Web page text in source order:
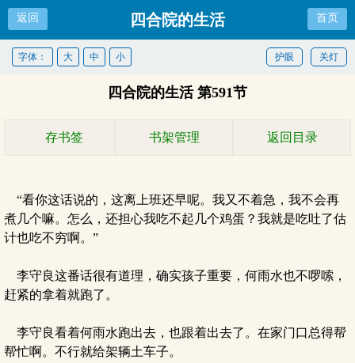
返回 四合院的生活 首页
关灯
护眼
字体： 大 中 小
四合院的生活 第591节
存书签 书架管理 返回目录
“看你这话说的，这离上班还早呢。我又不着急，我不会再
煮几个嘛。怎么，还担心我吃不起几个鸡蛋？我就是吃吐了估
计也吃不穷啊。”
李守良这番话很有道理，确实孩子重要，何雨水也不啰嗦，
赶紧的拿着就跑了。
李守良看着何雨水跑出去，也跟着出去了。在家门口总得帮
帮忙啊。不行就给架辆土车子。